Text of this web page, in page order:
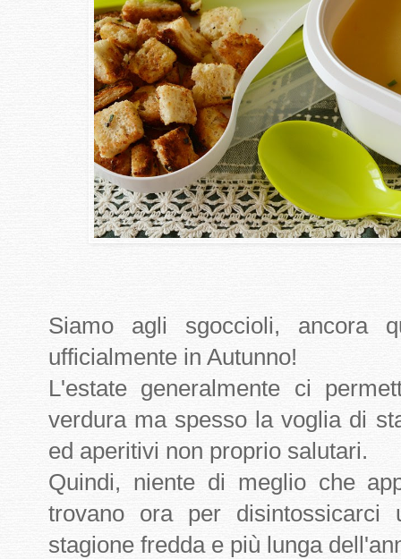
Siamo agli sgoccioli, ancora
ufficialmente in Autunno!
L'estate generalmente ci
verdura ma spesso la voglia di
ed aperitivi non proprio salutari.
Quindi, niente di meglio che
trovano ora per
stagione fredda e più lunga